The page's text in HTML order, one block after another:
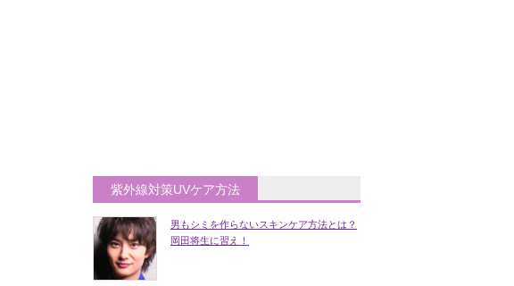
紫外線対策UVケア方法
男もシミを作らないスキンケア方法とは？
岡田将生に習え！